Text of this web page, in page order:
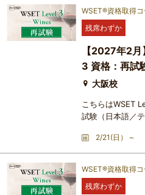
ットが不合格で
なかった場合、
とができます。
ングについても
WSET®資格取得コ
残席わずか
【2027年2
3 資格：再試
ティング）
大阪校
こちらはWSET
試験（日本語／
ユニット（試飲
イ）から成り、
特定のユニット
取得ができなか
受験することが
2/21(日） ~
WSET®資格取得コ
残席わずか